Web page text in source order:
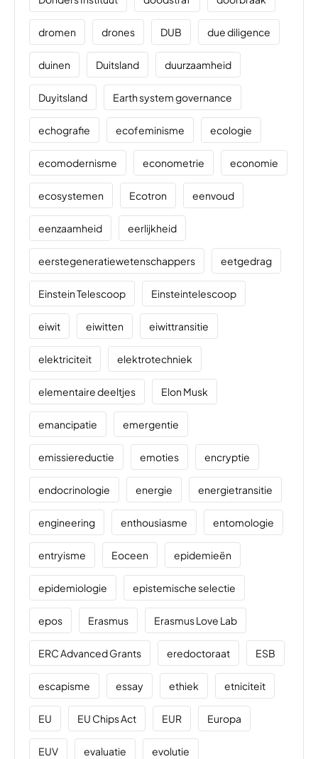
dromen drones DUB due diligence
duinen Duitsland duurzaamheid
Duyitsland Earth system governance
echografie ecofeminisme ecologie
ecomodernisme econometrie economie
ecosystemen Ecotron eenvoud
eenzaamheid eerlijkheid
eerstegeneratiewetenschappers eetgedrag
Einstein Telescoop Einsteintelescoop
eiwit eiwitten eiwittransitie
elektriciteit elektrotechniek
elementaire deeltjes Elon Musk
emancipatie emergentie
emissiereductie emoties encryptie
endocrinologie energie energietransitie
engineering enthousiasme entomologie
entryisme Eoceen epidemieën
epidemiologie epistemische selectie
epos Erasmus Erasmus Love Lab
ERC Advanced Grants eredoctoraat ESB
escapisme essay ethiek etniciteit
EU EU Chips Act EUR Europa
EUV evaluatie evolutie